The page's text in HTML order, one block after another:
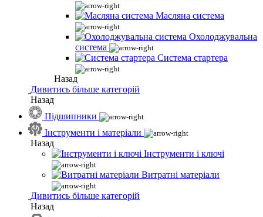
Масляна система
Охолоджувальна
система
Система стартера
Назад
Дивитись більше категорій
Назад
Підшипники
Інструменти і матеріали
Назад
Інструменти і ключі
Витратні матеріали
Дивитись більше категорій
Назад